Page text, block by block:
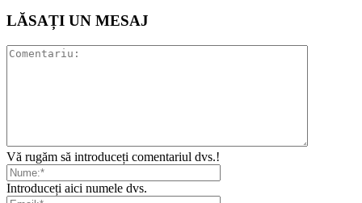
LĂSAȚI UN MESAJ
Vă rugăm să introduceți comentariul dvs.!
Introduceți aici numele dvs.